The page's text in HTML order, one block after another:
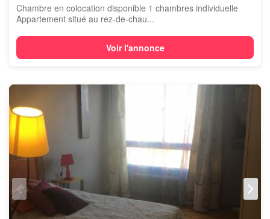
Chambre en colocation disponible 1 chambres individuelle
Appartement situé au rez-de-chau...
Voir l'annonce